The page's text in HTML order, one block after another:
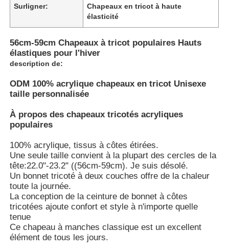
Surligner:
Chapeaux en tricot à haute
élasticité
56cm-59cm Chapeaux à tricot populaires Hauts
élastiques pour l'hiver
description de:
ODM 100% acrylique chapeaux en tricot Unisexe
taille personnalisée
À propos des chapeaux tricotés acryliques
populaires
100% acrylique, tissus à côtes étirées.
Une seule taille convient à la plupart des cercles de la
tête:22.0"-23.2" ((56cm-59cm). Je suis désolé.
Un bonnet tricoté à deux couches offre de la chaleur
toute la journée.
La conception de la ceinture de bonnet à côtes
tricotées ajoute confort et style à n'importe quelle
tenue
Ce chapeau à manches classique est un excellent
élément de tous les jours.